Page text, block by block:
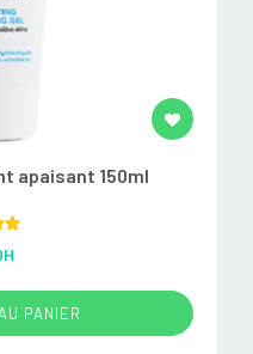
apaisant 150ml
5
PANIER